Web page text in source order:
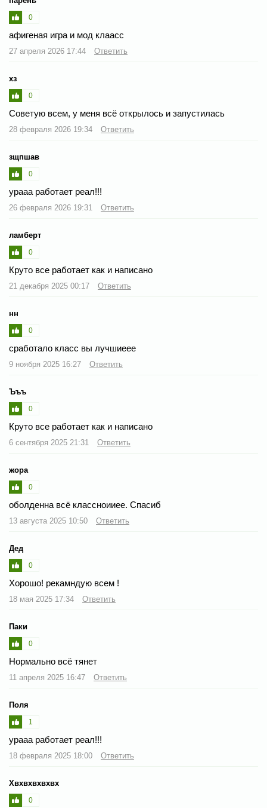
0
афигеная игра и мод клаасс
27 апреля 2026 17:44 Ответить
хз
0
Советую всем, у меня всё открылось и запустилась
28 февраля 2026 19:34 Ответить
зщпшав
0
урааа работает реал!!!
26 февраля 2026 19:31 Ответить
ламберт
0
Круто все работает как и написано
21 декабря 2025 00:17 Ответить
нн
0
сработало класс вы лучшиеее
9 ноября 2025 16:27 Ответить
Ъъъ
0
Круто все работает как и написано
6 сентября 2025 21:31 Ответить
жора
0
оболденна всё классноииее. Спасиб
13 августа 2025 10:50 Ответить
Дед
0
Хорошо! рекамндую всем !
18 мая 2025 17:34 Ответить
Паки
0
Нормально всё тянет
11 апреля 2025 16:47 Ответить
Поля
1
урааа работает реал!!!
18 февраля 2025 18:00 Ответить
Хвхвхвхвхвх
0